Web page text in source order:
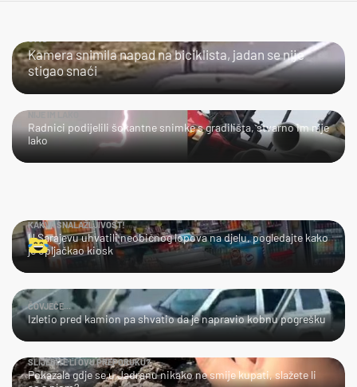
Kamera snimila napad na biciklista, jadan se nije
stigao snaći
Radnici podijelili šokantne snimke s gradilišta, stvarno im nije
lako
KAKVA SNALAŽLJIVOST!
U Sarajevu uhvatili neobičnog lopova na djelu, pogledajte kako
je opljačkao kiosk
ČOVJEČE...
Izletio pred kamion pa shvatio da je napravio kobnu pogrešku
SLIJEDITE LI OVU PREPORUKU?
Pokazala gdje se u Jadranu nikako ne smije kupati, slažete li